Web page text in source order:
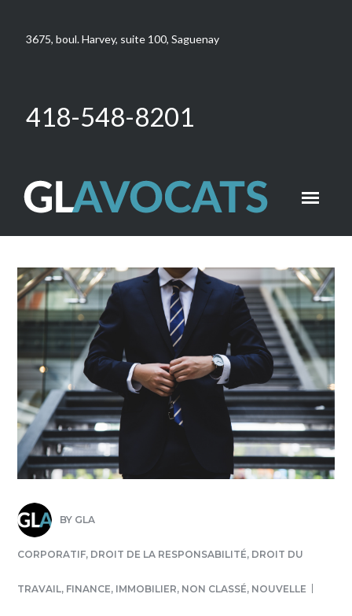
3675, boul. Harvey, suite 100, Saguenay
418-548-8201
BY GLA
CORPORATIF, DROIT DE LA RESPONSABILITÉ, DROIT DU
TRAVAIL, FINANCE, IMMOBILIER, NON CLASSÉ, NOUVELLE